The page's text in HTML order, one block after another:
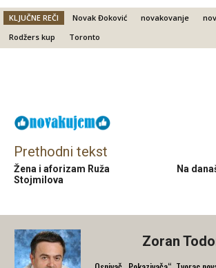
KLJUČNE REČI Novak Đoković novakovanje
Rodžers kup
Toronto
Prethodni tekst
Žena i aforizam Ruža
Stojmilova
Na
Zoran